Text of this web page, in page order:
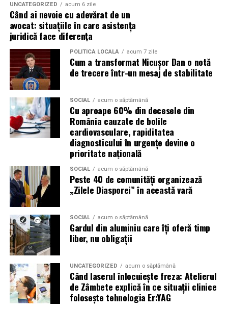
De ce contează vizibilitatea, nu
doar activitatea
Campania „Aleg să fiu vizibilă” (#AlegSaFiuVizibila)nu
este doar despre fotografie. Este despre o decizie pe
care fiecare dintre aceste femei a luat-o conștient: să nu
mai lase calitatea muncii lor să rămână un secret bine
păzit.
România are sute de mii de femei antreprenor. Mulți
dintre cei care ar beneficia de serviciile lor nu le cunosc,
Vizibilitatea profesională nu este vanitate. Este o parte
din afacere.
Asociația Antreprenoare.ro a construit, prin această
campanie, o arhivă de povești reale. Toate participantele
din prima rundă vor apărea pe prima pagină a
antreprenoare.ro
timp de un an.
Campania #AlegSaFiuVizibila
continuă
UNCATEGORIZED acum 6 zile
Când ai nevoie cu adevărat de un
avocat: situațiile în care asistența
juridică face diferența
POLITICĂ LOCALĂ acum 7 zile
Cum a transformat Nicușor Dan o notă
de trecere într-un mesaj de stabilitate
SOCIAL acum o săptămână
Cu aproape 60% din decesele din
România cauzate de bolile
cardiovasculare, rapiditatea
diagnosticului în urgențe devine o
prioritate națională
SOCIAL acum o săptămână
Peste 40 de comunități organizează
„Zilele Diasporei” în această vară
SOCIAL acum o săptămână
Gardul din aluminiu care îți oferă timp
liber, nu obligații
UNCATEGORIZED acum o săptămână
Când laserul înlocuiește freza: Atelierul
de Zâmbete explică în ce situații clinice
folosește tehnologia Er:YAG